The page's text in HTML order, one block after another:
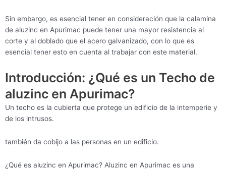
Sin embargo, es esencial tener en consideración que la calamina
de aluzinc en Apurimac puede tener una mayor resistencia al
corte y al doblado que el acero galvanizado, con lo que es
esencial tener esto en cuenta al trabajar con este material.
Introducción: ¿Qué es un Techo de
aluzinc en Apurimac?
Un techo es la cubierta que protege un edificio de la intemperie y
de los intrusos.
también da cobijo a las personas en un edificio.
¿Qué es aluzinc en Apurimac? Aluzinc en Apurimac es una